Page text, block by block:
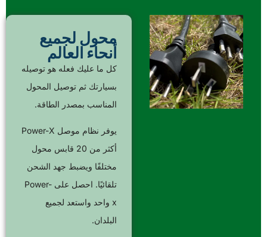
محول لجميع
أنحاء العالم
كل ما عليك فعله هو توصيله
بسيارتك ثم توصيل المحول
المناسب بمصدر الطاقة.
يوفر نظام موصل Power-X
أكثر من 20 قابس محول
مختلفًا ويضبط جهد الشحن
تلقائيًا. احصل على Power-
x واحد واستعد لجميع
البلدان.